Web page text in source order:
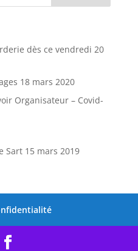
dès ce vendredi 20
18 mars 2020
Organisateur – Covid-
Sart 15 mars 2019